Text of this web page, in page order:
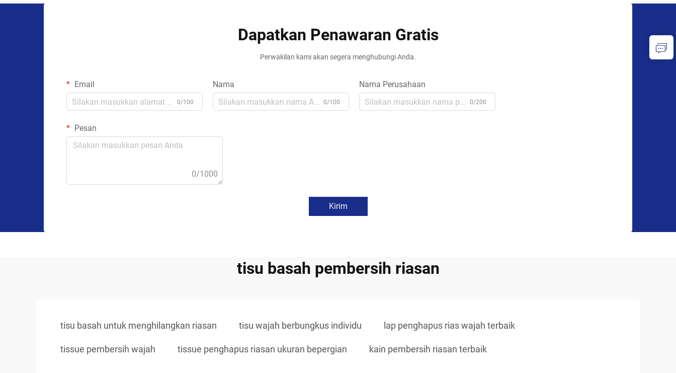
Dapatkan Penawaran Gratis
Perwakilan kami akan segera menghubungi Anda.
Email
0/100
Nama
0/100
Nama Perusahaan
0/200
Pesan
0/1000
Kirim
tisu basah pembersih riasan
tisu basah untuk menghilangkan riasan tisu wajah berbungkus individu lap penghapus rias wajah terbaik
tissue pembersih wajah tissue penghapus riasan ukuran bepergian kain pembersih riasan terbaik